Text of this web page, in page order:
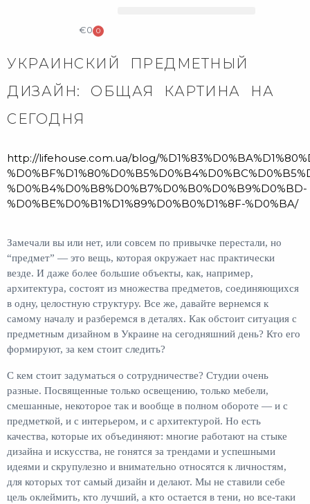
€0 0
УКРАИНСКИЙ ПРЕДМЕТНЫЙ
ДИЗАЙН: ОБЩАЯ КАРТИНА НА
СЕГОДНЯ
http://lifehouse.com.ua/blog/
%D0%B4%D0%B8%D0%B7%D0%B0%D0%B9%D0%BD-
%D0%BE%D0%B1%D1%89%D0%B0%D1%8F-%D0%BA/
Замечали вы или нет, или совсем по привычке перестали, но
“предмет” — это вещь, которая окружает нас практически
везде. И даже более большие объекты, как, например,
архитектура, состоят из множества предметов, соединяющихся
в одну, целостную структуру. Все же, давайте вернемся к
самому началу и разберемся в деталях. Как обстоит ситуация с
предметным дизайном в Украине на сегодняшний день? Кто его
формируют, за кем стоит следить?
С кем стоит задуматься о сотрудничестве? Студии очень
разные. Посвященные только освещению, только мебели,
смешанные, некоторое так и вообще в полном обороте — и с
предметкой, и с интерьером, и с архитектурой. Но есть
качества, которые их объединяют: многие работают на стыке
дизайна и искусства, не гонятся за трендами и успешными
идеями и скрупулезно и внимательно относятся к личностям,
для которых тот самый дизайн и делают. Мы не ставили себе
цель оклеймить, кто лучший, а кто остается в тени, но все-таки